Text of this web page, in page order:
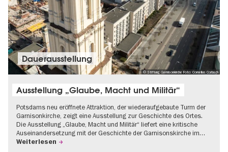
© Stiftung Garnisonkirche Foto: Cornelius Corbach
Dauer­aus­stel­lung
Ausstellung „Glaube, Macht und Militär“
Potsdams neu eröffnete Attraktion, der wiederaufgebaute Turm der
Garnisonkirche, zeigt eine Ausstellung zur Geschichte des Ortes.
Die Ausstellung „Glaube, Macht und Militär“ liefert eine kritische
Auseinandersetzung mit der Geschichte der Garnisonskirche im…
Weiterlesen